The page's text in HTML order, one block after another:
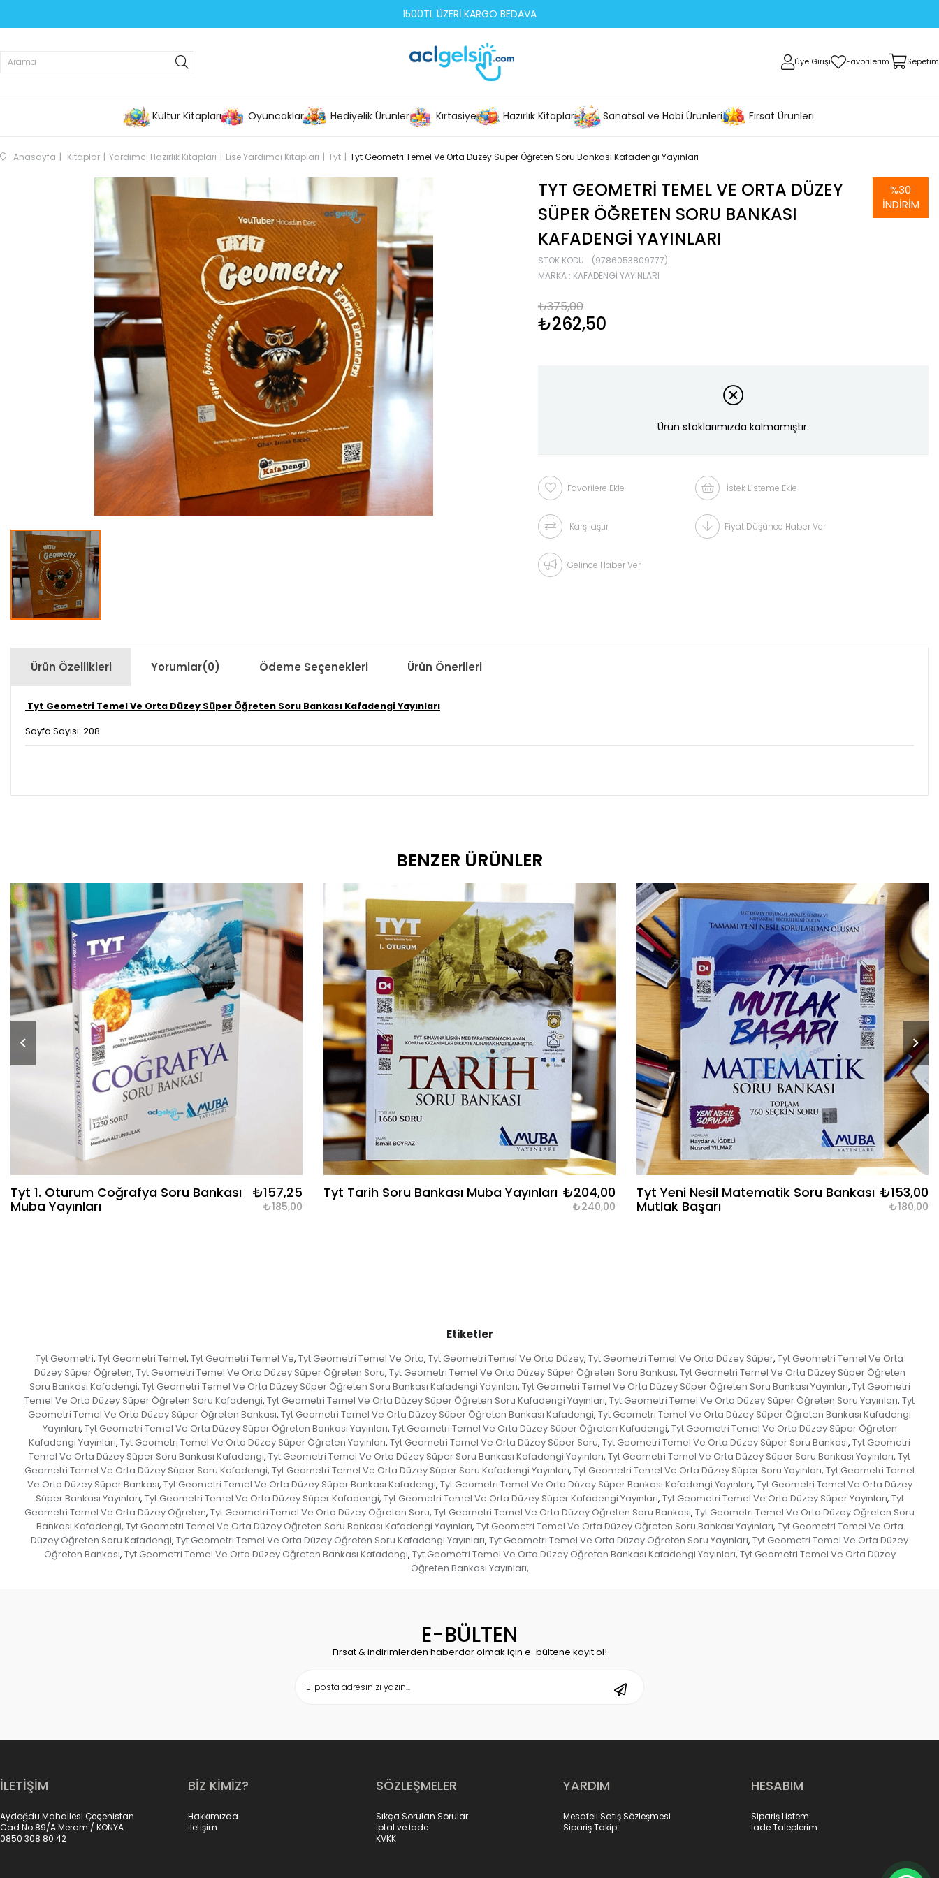
1500TL ÜZERİ KARGO BEDAVA
Üye Girişi Favorilerim Sepetim
Kültür Kitapları Oyuncaklar Hediyelik Ürünler Kırtasiye Hazırlık Kitapları Sanatsal ve Hobi Ürünleri Fırsat Ürünleri
Anasayfa Kitaplar Yardımcı Hazırlık Kitapları Lise Yardımcı Kitapları Tyt Tyt Geometri Temel Ve Orta Düzey Süper Öğreten Soru Bankası Kafadengi Yayınları
TYT GEOMETRI TEMEL VE ORTA DÜZEY
SÜPER ÖĞRETEN SORU BANKASI
KAFADENGI YAYINLARI
STOK KODU
(9786053809777)
MARKA : KAFADENGI YAYINLARI
₺375,00
₺262,50
%30
İNDIRIM
Ürün stoklarımızda kalmamıştır.
Favorilere Ekle İstek Listeme Ekle
Karşılaştır Fiyat Düşünce Haber Ver
Gelince Haber Ver
Ürün Özellikleri Yorumlar(0) Ödeme Seçenekleri Ürün Önerileri
Tyt Geometri Temel Ve Orta Düzey Süper Öğreten Soru Bankası Kafadengi Yayınları
Sayfa Sayısı: 208
BENZER ÜRÜNLER
Tyt 1. Oturum Coğrafya Soru Bankası
Muba Yayınları
₺157,25
₺185,00
Tyt Tarih Soru Bankası Muba Yayınları ₺204,00
₺240,00
Tyt Yeni Nesil Matematik Soru Bankası
Mutlak Başarı
₺153,00
₺180,00
Etiketler
Tyt Geometri, Tyt Geometri Temel, Tyt Geometri Temel Ve, Tyt Geometri Temel Ve Orta, Tyt Geometri Temel Ve Orta Düzey, Tyt Geometri Temel Ve Orta Düzey Süper, Tyt Geometri Temel Ve Orta
Düzey Süper Öğreten, Tyt Geometri Temel Ve Orta Düzey Süper Öğreten Soru, Tyt Geometri Temel Ve Orta Düzey Süper Öğreten Soru Bankası, Tyt Geometri Temel Ve Orta Düzey Süper Öğreten
Soru Bankası Kafadengi, Tyt Geometri Temel Ve Orta Düzey Süper Öğreten Soru Bankası Kafadengi Yayınları, Tyt Geometri Temel Ve Orta Düzey Süper Öğreten Soru Bankası Yayınları, Tyt Geometri
Temel Ve Orta Düzey Süper Öğreten Soru Kafadengi, Tyt Geometri Temel Ve Orta Düzey Süper Öğreten Soru Kafadengi Yayınları, Tyt Geometri Temel Ve Orta Düzey Süper Öğreten Soru Yayınları, Tyt
Geometri Temel Ve Orta Düzey Süper Öğreten Bankası, Tyt Geometri Temel Ve Orta Düzey Süper Öğreten Bankası Kafadengi, Tyt Geometri Temel Ve Orta Düzey Süper Öğreten Bankası Kafadengi
Yayınları, Tyt Geometri Temel Ve Orta Düzey Süper Öğreten Bankası Yayınları, Tyt Geometri Temel Ve Orta Düzey Süper Öğreten Kafadengi, Tyt Geometri Temel Ve Orta Düzey Süper Öğreten
Kafadengi Yayınları, Tyt Geometri Temel Ve Orta Düzey Süper Öğreten Yayınları, Tyt Geometri Temel Ve Orta Düzey Süper Soru, Tyt Geometri Temel Ve Orta Düzey Süper Soru Bankası, Tyt Geometri
Temel Ve Orta Düzey Süper Soru Bankası Kafadengi, Tyt Geometri Temel Ve Orta Düzey Süper Soru Bankası Kafadengi Yayınları, Tyt Geometri Temel Ve Orta Düzey Süper Soru Bankası Yayınları, Tyt
Geometri Temel Ve Orta Düzey Süper Soru Kafadengi, Tyt Geometri Temel Ve Orta Düzey Süper Soru Kafadengi Yayınları, Tyt Geometri Temel Ve Orta Düzey Süper Soru Yayınları, Tyt Geometri Temel
Ve Orta Düzey Süper Bankası, Tyt Geometri Temel Ve Orta Düzey Süper Bankası Kafadengi, Tyt Geometri Temel Ve Orta Düzey Süper Bankası Kafadengi Yayınları, Tyt Geometri Temel Ve Orta Düzey
Süper Bankası Yayınları, Tyt Geometri Temel Ve Orta Düzey Süper Kafadengi, Tyt Geometri Temel Ve Orta Düzey Süper Kafadengi Yayınları, Tyt Geometri Temel Ve Orta Düzey Süper Yayınları, Tyt
Geometri Temel Ve Orta Düzey Öğreten, Tyt Geometri Temel Ve Orta Düzey Öğreten Soru, Tyt Geometri Temel Ve Orta Düzey Öğreten Soru Bankası, Tyt Geometri Temel Ve Orta Düzey Öğreten Soru
Bankası Kafadengi, Tyt Geometri Temel Ve Orta Düzey Öğreten Soru Bankası Kafadengi Yayınları, Tyt Geometri Temel Ve Orta Düzey Öğreten Soru Bankası Yayınları, Tyt Geometri Temel Ve Orta
Düzey Öğreten Soru Kafadengi, Tyt Geometri Temel Ve Orta Düzey Öğreten Soru Kafadengi Yayınları, Tyt Geometri Temel Ve Orta Düzey Öğreten Soru Yayınları, Tyt Geometri Temel Ve Orta Düzey
Öğreten Bankası, Tyt Geometri Temel Ve Orta Düzey Öğreten Bankası Kafadengi, Tyt Geometri Temel Ve Orta Düzey Öğreten Bankası Kafadengi Yayınları, Tyt Geometri Temel Ve Orta Düzey
Öğreten Bankası Yayınları,
E-BÜLTEN
Fırsat & indirimlerden haberdar olmak için e-bültene kayıt ol!
İLETİŞİM
Aydoğdu Mahallesi Çeçenistan
Cad.No:89/A Meram / KONYA
0850 308 80 42
BİZ KİMİZ?
Hakkımızda
İletişim
SÖZLEŞMELER
Sıkça Sorulan Sorular
İptal ve İade
KVKK
YARDIM
Mesafeli Satış Sözleşmesi
Sipariş Takip
HESABIM
Sipariş Listem
İade Taleplerim